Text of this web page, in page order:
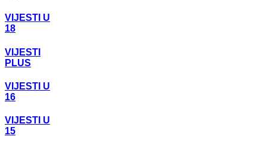
VIJESTI U
18
VIJESTI
PLUS
VIJESTI U
16
VIJESTI U
15